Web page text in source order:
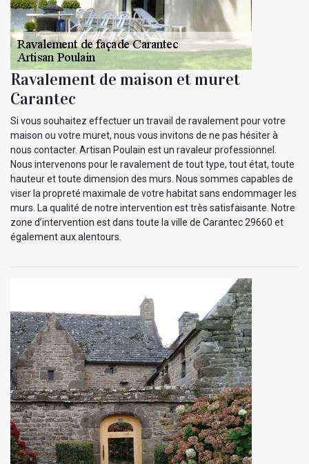
Ravalement de maison et muret
Carantec
Si vous souhaitez effectuer un travail de ravalement pour votre
maison ou votre muret, nous vous invitons de ne pas hésiter à
nous contacter. Artisan Poulain est un ravaleur professionnel.
Nous intervenons pour le ravalement de tout type, tout état, toute
hauteur et toute dimension des murs. Nous sommes capables de
viser la propreté maximale de votre habitat sans endommager les
murs. La qualité de notre intervention est très satisfaisante. Notre
zone d’intervention est dans toute la ville de Carantec 29660 et
également aux alentours.